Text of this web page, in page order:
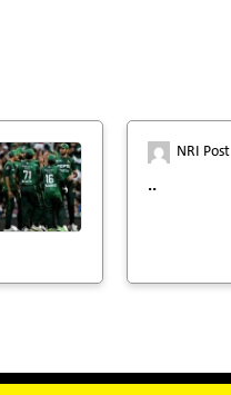
NRI Post
..